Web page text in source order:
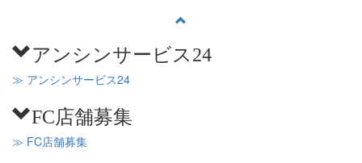
アンシンサービス24
≫ アンシンサービス24
FC店舗募集
≫ FC店舗募集